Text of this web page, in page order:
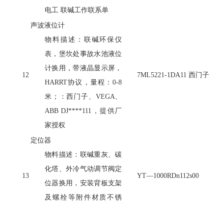
电工 联碱工作联系单
12
声波液位计
物料描述：联碱环保仪
表，堡坎处事故水池液位
计换用，带液晶显示屏，
HARRT协议，量程：0-8
米；：西门子、VEGA、
ABB DJ****111，提供厂
家授权
7ML5221-1DA11 西门子
13
定位器
物料描述：联碱重灰、碳
化塔、外冷气动调节阀定
位器换用，安装背板支架
及螺栓等附件材质不锈
YT—1000RDn112s00